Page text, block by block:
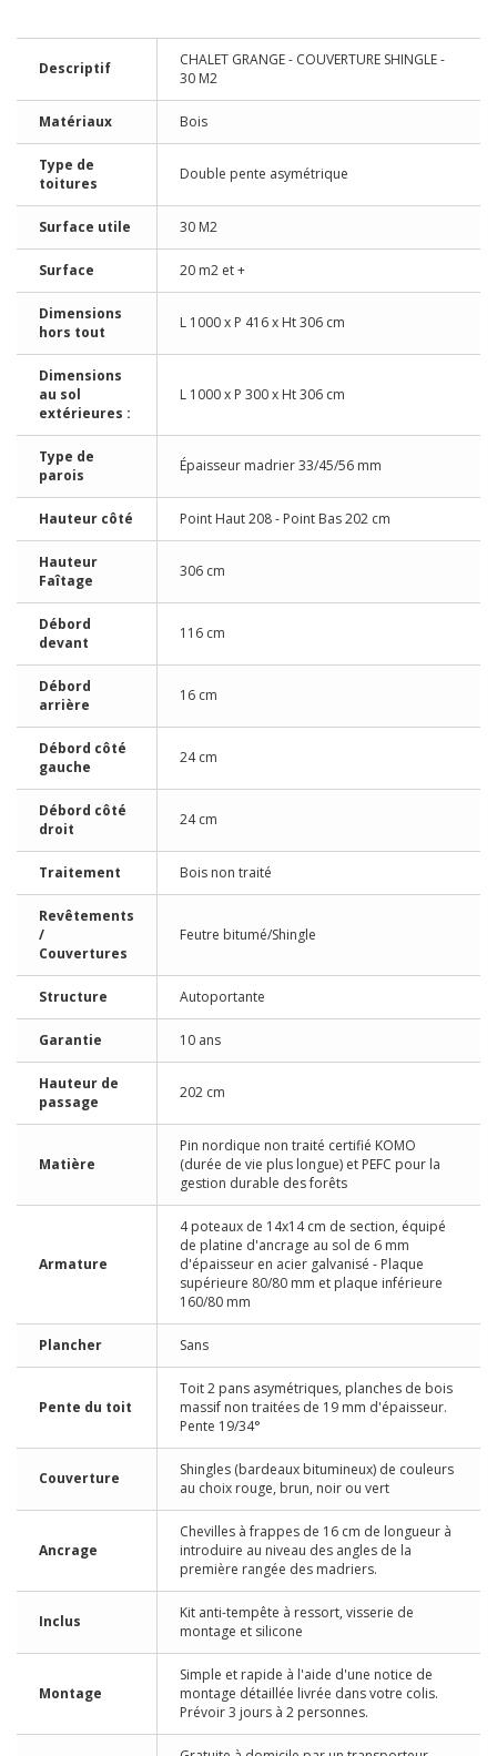
Descriptif
CHALET GRANGE - COUVERTURE SHINGLE -
30 M2
Matériaux Bois
Type de
toitures
Double pente asymétrique
Surface utile 30 M2
Surface 20 m2 et +
Dimensions
hors tout
L 1000 x P 416 x Ht 306 cm
Dimensions
au sol
extérieures :
L 1000 x P 300 x Ht 306 cm
Type de
parois
Épaisseur madrier 33/45/56 mm
Hauteur côté Point Haut 208 - Point Bas 202 cm
Hauteur
Faîtage
306 cm
Débord
devant
116 cm
Débord
arrière
16 cm
Débord côté
gauche
24 cm
Débord côté
droit
24 cm
Traitement Bois non traité
Revêtements
/
Couvertures
Feutre bitumé/Shingle
Structure Autoportante
Garantie 10 ans
Hauteur de
passage
202 cm
Matière
Pin nordique non traité certifié KOMO
(durée de vie plus longue) et PEFC pour la
gestion durable des forêts
Armature
4 poteaux de 14x14 cm de section, équipé
de platine d'ancrage au sol de 6 mm
d'épaisseur en acier galvanisé - Plaque
supérieure 80/80 mm et plaque inférieure
160/80 mm
Plancher Sans
Pente du toit
Toit 2 pans asymétriques, planches de bois
massif non traitées de 19 mm d'épaisseur.
Pente 19/34°
Couverture
Shingles (bardeaux bitumineux) de couleurs
au choix rouge, brun, noir ou vert
Ancrage
Chevilles à frappes de 16 cm de longueur à
introduire au niveau des angles de la
première rangée des madriers.
Inclus
Kit anti-tempête à ressort, visserie de
montage et silicone
Montage
Simple et rapide à l'aide d'une notice de
montage détaillée livrée dans votre colis.
Prévoir 3 jours à 2 personnes.